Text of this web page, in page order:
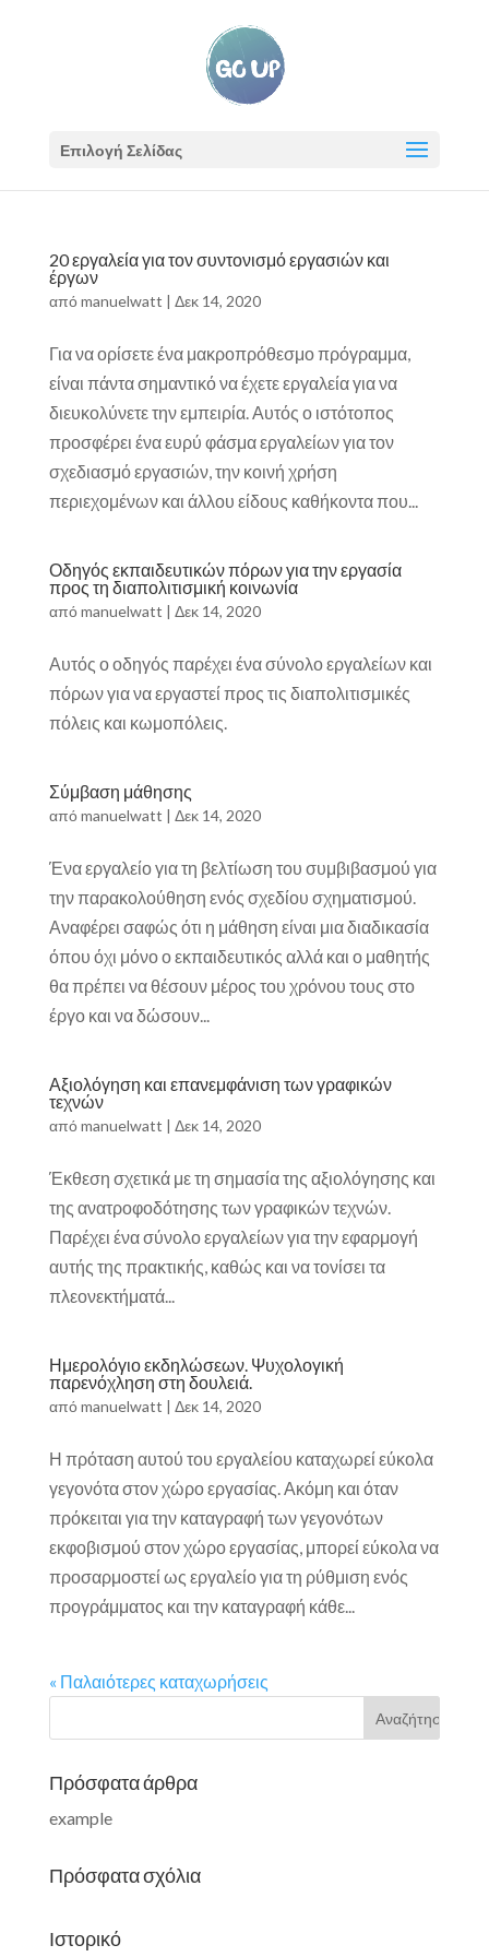
Επιλογή Σελίδας
20 εργαλεία για τον συντονισμό εργασιών και
έργων
απόmanuelwatt | Δεκ 14, 2020
Για να ορίσετε ένα μακροπρόθεσμο πρόγραμμα,
είναι πάντα σημαντικό να έχετε εργαλεία για να
διευκολύνετε την εμπειρία. Αυτός ο ιστότοπος
προσφέρει ένα ευρύ φάσμα εργαλείων για τον
σχεδιασμό εργασιών, την κοινή χρήση
περιεχομένων και άλλου είδους καθήκοντα που...
Οδηγός εκπαιδευτικών πόρων για την εργασία
προς τη διαπολιτισμική κοινωνία
απόmanuelwatt | Δεκ 14, 2020
Αυτός ο οδηγός παρέχει ένα σύνολο εργαλείων και
πόρων για να εργαστεί προς τις διαπολιτισμικές
πόλεις και κωμοπόλεις.
Σύμβαση μάθησης
απόmanuelwatt | Δεκ 14, 2020
Ένα εργαλείο για τη βελτίωση του συμβιβασμού για
την παρακολούθηση ενός σχεδίου σχηματισμού.
Αναφέρει σαφώς ότι η μάθηση είναι μια διαδικασία
όπου όχι μόνο ο εκπαιδευτικός αλλά και ο μαθητής
θα πρέπει να θέσουν μέρος του χρόνου τους στο
έργο και να δώσουν...
Αξιολόγηση και επανεμφάνιση των γραφικών
τεχνών
απόmanuelwatt | Δεκ 14, 2020
Έκθεση σχετικά με τη σημασία της αξιολόγησης και
της ανατροφοδότησης των γραφικών τεχνών.
Παρέχει ένα σύνολο εργαλείων για την εφαρμογή
αυτής της πρακτικής, καθώς και να τονίσει τα
πλεονεκτήματά...
Ημερολόγιο εκδηλώσεων. Ψυχολογική
παρενόχληση στη δουλειά.
απόmanuelwatt | Δεκ 14, 2020
Η πρόταση αυτού του εργαλείου καταχωρεί εύκολα
γεγονότα στον χώρο εργασίας. Ακόμη και όταν
πρόκειται για την καταγραφή των γεγονότων
εκφοβισμού στον χώρο εργασίας, μπορεί εύκολα να
προσαρμοστεί ως εργαλείο για τη ρύθμιση ενός
προγράμματος και την καταγραφή κάθε...
« Παλαιότερες καταχωρήσεις
Πρόσφατα άρθρα
example
Πρόσφατα σχόλια
Ιστορικό